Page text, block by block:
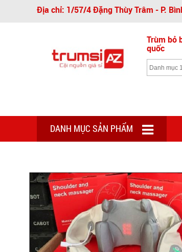
Địa chỉ: 1/57/4 Đặng Thùy Trâm - P.
Trùm bỏ
quốc
DANH MỤC SẢN PHẨM
Zoom